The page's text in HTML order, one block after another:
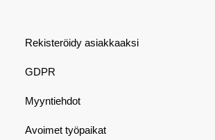
Rekisteröidy asiakkaaksi
GDPR
Myyntiehdot
Avoimet työpaikat